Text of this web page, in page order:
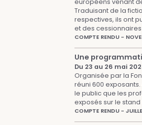
européens venant
Traduisant de la
respectives, ils ont
et des
COMPTE RENDU -
Une
Du 23 au 26 mai
Organisée par la
réuni 600
le public que les
exposés sur le stand
COMPTE RENDU -